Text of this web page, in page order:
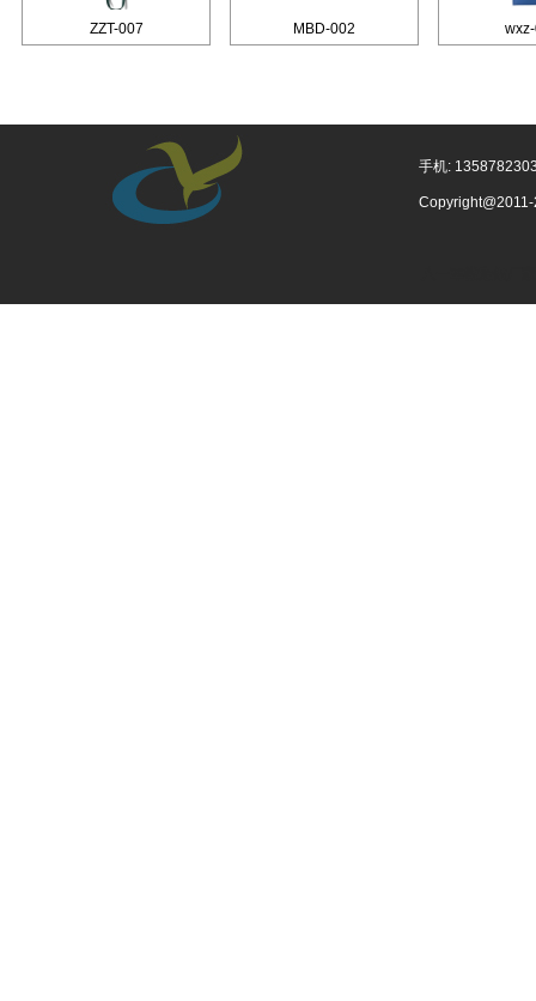
ZZT-007 MBD-002
手机: